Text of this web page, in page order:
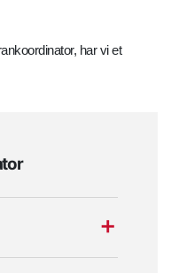
har vi et